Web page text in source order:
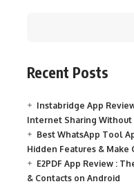
Recent Posts
Instabridge App
Internet Sharing Without
Best WhatsApp Tool
Hidden Features & Make
E2PDF App Review :
& Contacts on Android